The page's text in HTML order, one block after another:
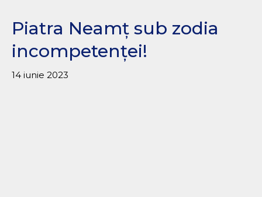
Piatra Neamț sub zodia
incompetenței!
14 iunie 2023